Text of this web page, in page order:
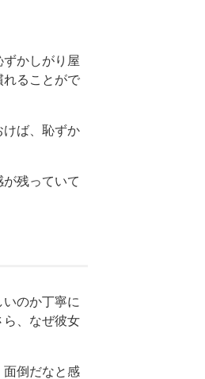
かしがり屋
れることがで
けば、恥ずか
残っていて
のか丁寧に
ら、なぜ彼女
面倒だなと感